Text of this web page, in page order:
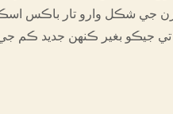
جي شڪل وارو تار باڪس